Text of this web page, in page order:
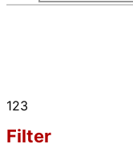
123
Filter